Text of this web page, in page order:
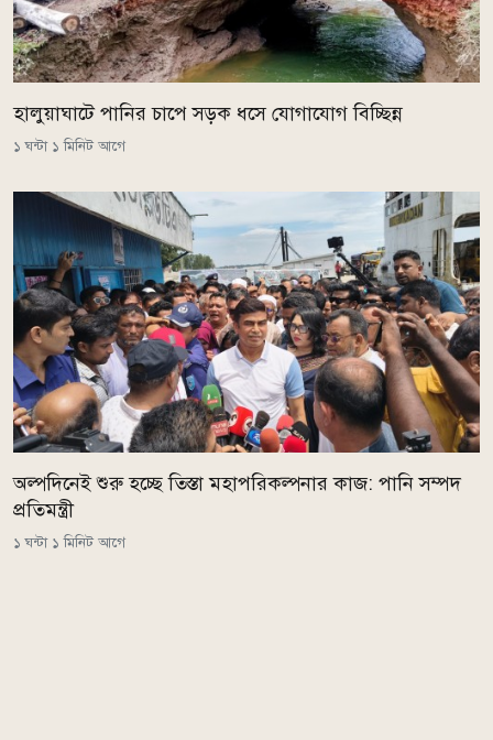
হালুয়াঘাটে পানির চাপে সড়ক ধসে যোগাযোগ বিচ্ছিন্ন
১ ঘন্টা ১ মিনিট আগে
অল্পদিনেই শুরু হচ্ছে তিস্তা মহাপরিকল্পনার কাজ: পানি সম্পদ
প্রতিমন্ত্রী
১ ঘন্টা ১ মিনিট আগে